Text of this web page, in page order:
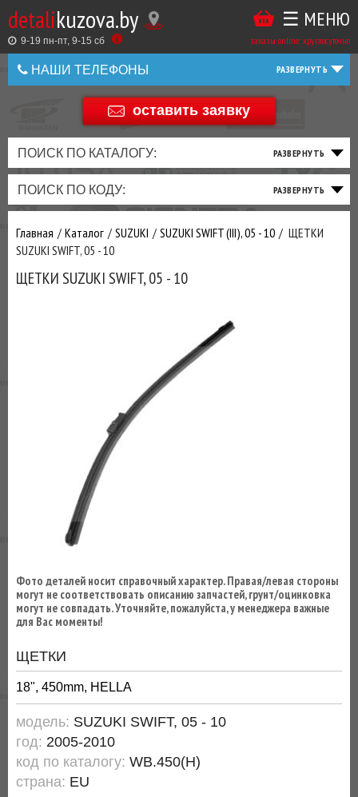
detalikuzova.by
9-19 пн-пт, 9-15 cб заказы online: круглосуточно
☰ МЕНЮ
НАШИ ТЕЛЕФОНЫ
+375 44 586 05 44
оставить заявку
ПОИСК ПО КАТАЛОГУ:
ПОИСК ПО КОДУ:
Главная Каталог SUZUKI SUZUKI SWIFT (III), 05 - 10
ЩЕТКИ
SUZUKI SWIFT, 05 - 10
ЩЕТКИ SUZUKI SWIFT, 05 - 10
Фото деталей носит справочный характер. Правая/левая стороны
могут не соответствовать описанию запчастей, грунт/оцинковка
могут не совпадать. Уточняйте, пожалуйста, у менеджера важные
для Вас моменты!
ЩЕТКИ
18", 450mm, HELLA
модель: SUZUKI SWIFT, 05 - 10
год: 2005-2010
код по каталогу: WB.450(H)
страна: EU
Оставить
Оценить
товар
Купить
в
1
Беларусь
+375
+375
ТАКЖЕ
ВЫ
МОЖЕТЕ
У
ЗАКАЗАТЬ
ТО
ФИЛЬТРА
ТОРМОЗНАЯ
СИСТЕМА
ПОДВЕСКА
РУЛЕВОЕ
ТРАНСМИССИЯ
ПРИВОД
ДВИГАТЕЛЬ
ВЫХЛОП
ЭЛЕКТРИКА
ОСВЕЩЕНИЕ
ДОБАВИВ
МАСЛАИ ДРУГИЕ